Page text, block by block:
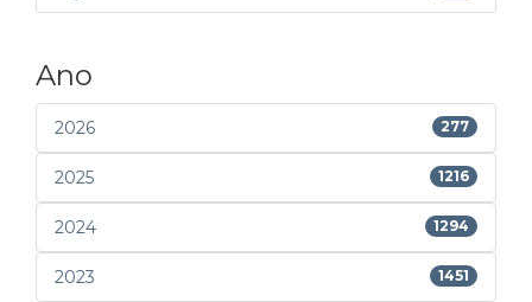
Ano
2026 277
2025 1216
2024 1294
2023 1451